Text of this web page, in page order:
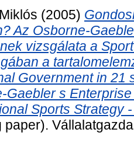
(2005)
Az Osborne-
vizsgálata a
a
Government in 21
Gaebler s
Sports Strategy
paper).